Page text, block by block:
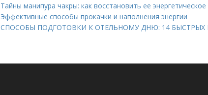
Тайны манипура чакры: как восстановить ее
Эффективные способы прокачки и наполнения энергии
СПОСОБЫ ПОДГОТОВКИ К ОТЕЛЬНОМУ ДНЮ: 14